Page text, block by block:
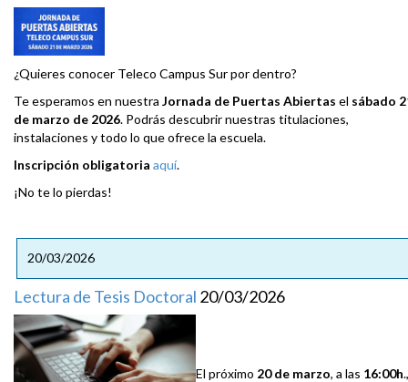
¿Quieres conocer Teleco Campus Sur por dentro?
Te esperamos en nuestra Jornada de Puertas Abiertas el sábado
de marzo de 2026. Podrás descubrir nuestras titulaciones,
instalaciones y todo lo que ofrece la escuela.
Inscripción obligatoria aquí.
¡No te lo pierdas!
20/03/2026
Lectura de Tesis Doctoral 20/03/2026
El próximo 20 de marzo, a las 16:00h.,